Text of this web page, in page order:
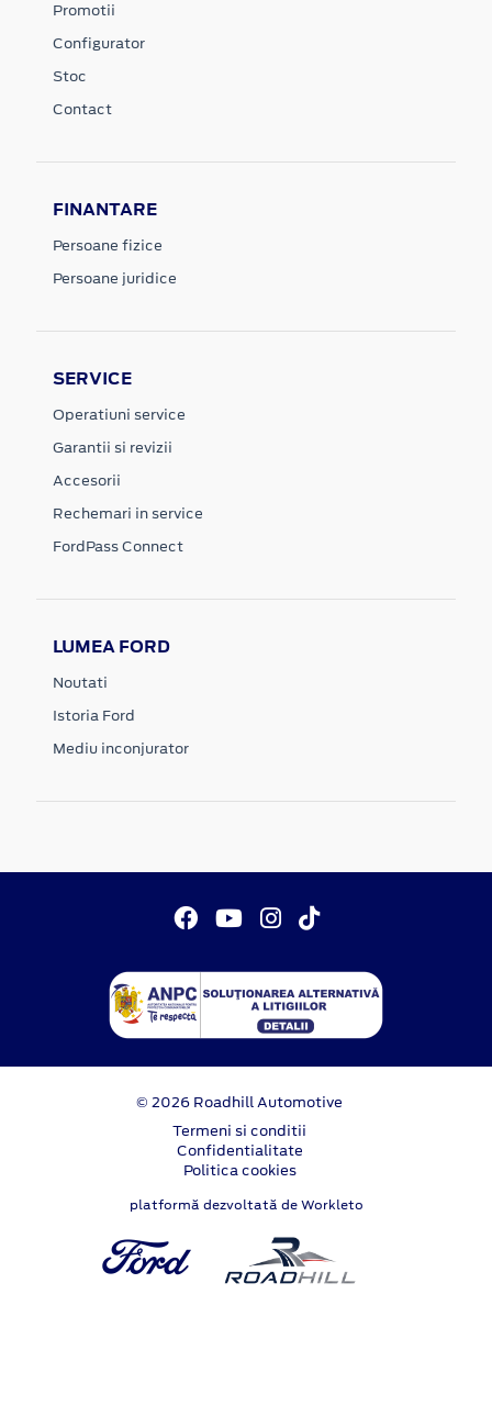
Promotii
Configurator
Stoc
Contact
FINANTARE
Persoane fizice
Persoane juridice
SERVICE
Operatiuni service
Garantii si revizii
Accesorii
Rechemari in service
FordPass Connect
LUMEA FORD
Noutati
Istoria Ford
Mediu inconjurator
© 2026 Roadhill Automotive
Termeni si conditii
Confidentialitate
Politica cookies
platformă dezvoltată de Workleto